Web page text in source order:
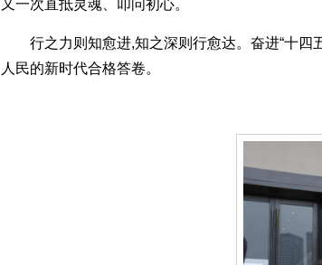
又一次直抵灵魂、叩问初心。
行之力则知愈进,知之深则行愈达。奋进“十
人民的新时代合格答卷。